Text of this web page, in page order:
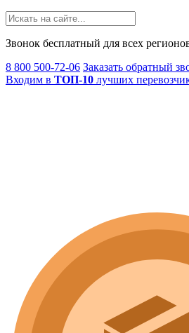
Звонок бесплатный для всех
8 800 500-72-06 Заказать обратный
Входим в ТОП-10 лучших